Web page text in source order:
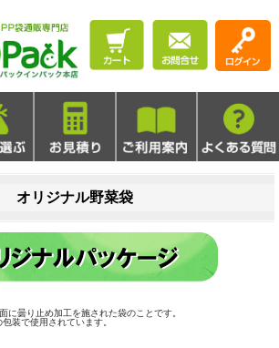
オリジナル野菜袋
に曇り止め加工を施された袋のことです。
装で使用されています。